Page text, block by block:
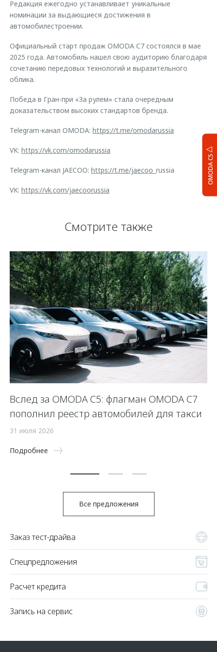
OMODA C5
Редакция ежегодно устанавливает уникальные
номинации за выдающиеся достижения в
автомобилестроении.
Официальный старт продаж OMODA C7 состоялся в мае
2025 года. Автомобиль нашел свою аудиторию благодаря
сочетанию передовых технологий и выразительного
облика.
Победа в Гран-при «За рулем» стала очередным
доказательством высоких стандартов бренда.
Telegram-канал OMODA: https://t.me/omodarussia
VK: https://vk.com/omodarussia
Telegram-канал JAECOO: https://t.me/jaecoo _russia
VK: https://vk.com/jaecoorussia
Смотрите также
Вслед за OMODA C5: флагман OMODA C7
пополнил реестр автомобилей для такси
31 июля 2026
Подробнее
Все предложения
Заказ тест-драйва
Спецпредложения
Расчет кредита
Запись на сервис